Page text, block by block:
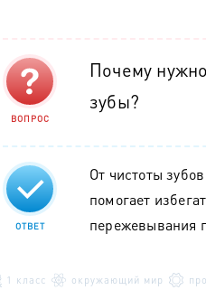
ВОПРОС
Почему
зубы?
ОТВЕТ
От чистоты
помогает
пережевывания
1 класс окружающий мир